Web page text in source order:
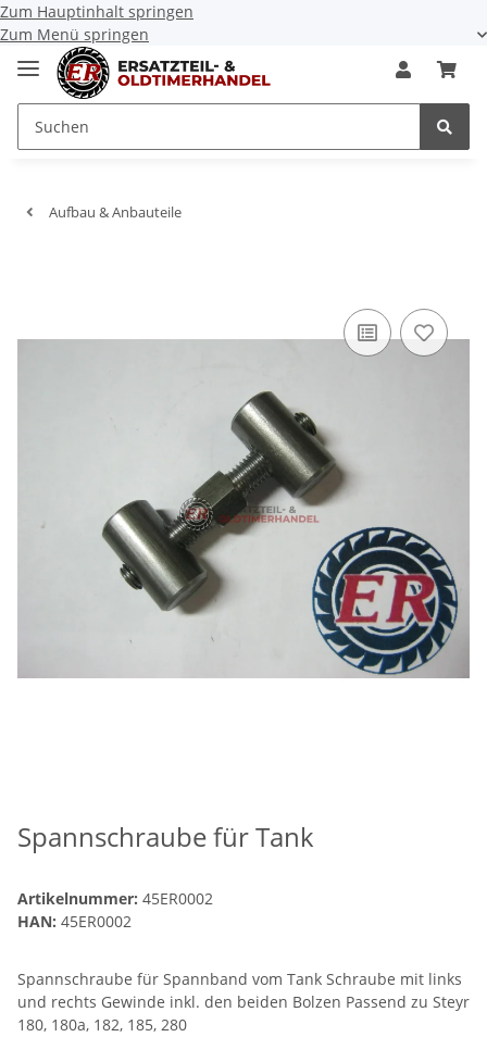
Zum Hauptinhalt springen
Zum Menü springen
Aufbau & Anbauteile
Spannschraube für Tank
Artikelnummer: 45ER0002
HAN: 45ER0002
Spannschraube für Spannband vom Tank Schraube mit links
und rechts Gewinde inkl. den beiden Bolzen Passend zu Steyr
180, 180a, 182, 185, 280